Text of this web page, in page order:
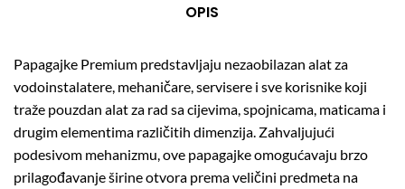
OPIS
Papagajke Premium predstavljaju nezaobilazan alat za
vodoinstalatere, mehaničare, servisere i sve korisnike koji
traže pouzdan alat za rad sa cijevima, spojnicama, maticama i
drugim elementima različitih dimenzija. Zahvaljujući
podesivom mehanizmu, ove papagajke omogućavaju brzo
prilagođavanje širine otvora prema veličini predmeta na